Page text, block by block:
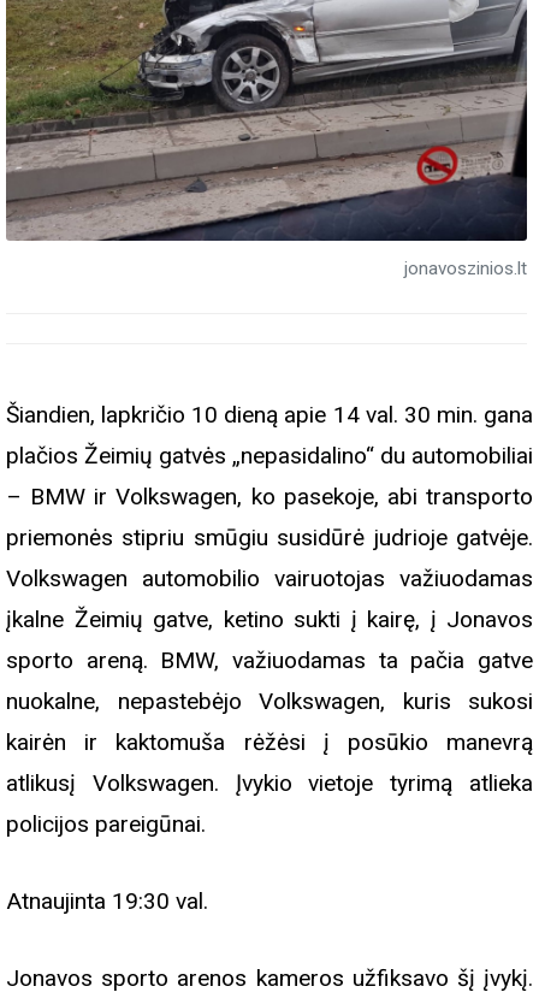
jonavoszinios.lt
Šiandien, lapkričio 10 dieną apie 14 val. 30 min. gana
plačios Žeimių gatvės „nepasidalino“ du automobiliai
– BMW ir Volkswagen, ko pasekoje, abi transporto
priemonės stipriu smūgiu susidūrė judrioje gatvėje.
Volkswagen automobilio vairuotojas važiuodamas
įkalne Žeimių gatve, ketino sukti į kairę, į Jonavos
sporto areną. BMW, važiuodamas ta pačia gatve
nuokalne, nepastebėjo Volkswagen, kuris sukosi
kairėn ir kaktomuša rėžėsi į posūkio manevrą
atlikusį Volkswagen. Įvykio vietoje tyrimą atlieka
policijos pareigūnai.
Atnaujinta 19:30 val.
Jonavos sporto arenos kameros užfiksavo šį įvykį.